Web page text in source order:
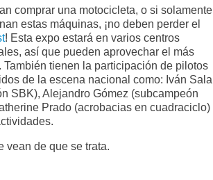
comprar una motocicleta, o si solamente
estas máquinas, ¡no deben perder el
! Esta expo estará en varios centros
así que pueden aprovechar el más
También tienen la participación de pilotos
de la escena nacional como: Iván Sala
SBK), Alejandro Gómez (subcampeón
Prado (acrobacias en cuadraciclo)
vean de que se trata.